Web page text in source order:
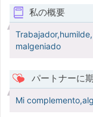
私の概要
malgeniado
パートナーに
Mi